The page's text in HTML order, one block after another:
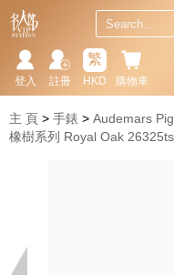
購物車
繁
HKD
註冊
登入
主 頁 手錶 Audemars
橡樹系列 Royal Oak